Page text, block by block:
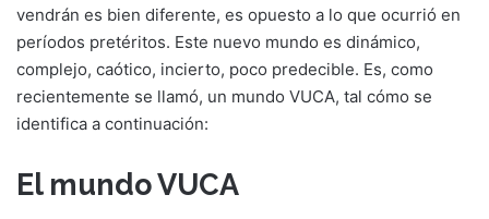
vendrán es bien diferente, es opuesto a lo que ocurrió en
períodos pretéritos. Este nuevo mundo es dinámico,
complejo, caótico, incierto, poco predecible. Es, como
recientemente se llamó, un mundo VUCA, tal cómo se
identifica a continuación:
El mundo VUCA